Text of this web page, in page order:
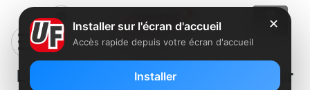
L’expérience myCANAL débarque sur
✕
Installer sur l'écran d'accueil
Accès rapide depuis votre écran d'accueil
Installer